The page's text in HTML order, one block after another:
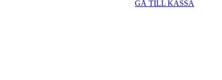
GÅ TILL KASSA